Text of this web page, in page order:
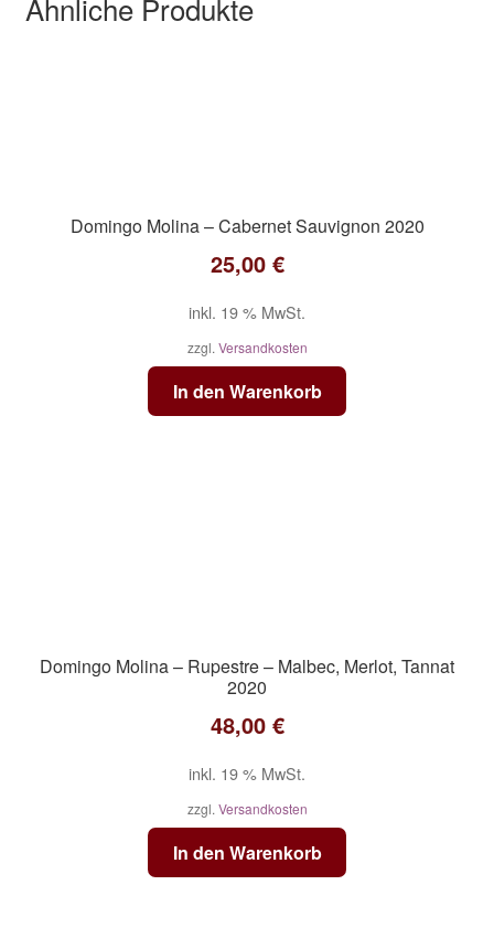
Ähnliche Produkte
Domingo Molina – Cabernet Sauvignon 2020
25,00 €
inkl. 19 % MwSt.
zzgl. Versandkosten
In den Warenkorb
Domingo Molina – Rupestre – Malbec, Merlot, Tannat
2020
48,00 €
inkl. 19 % MwSt.
zzgl. Versandkosten
In den Warenkorb